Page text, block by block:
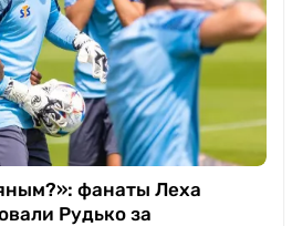
фанаты Леха
Рудько за